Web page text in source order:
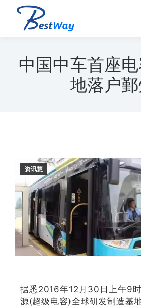
中国中车首座
地落户鄞
资讯慧
据悉2016年12月30日上午9
源(超级电容)全球研发制造基